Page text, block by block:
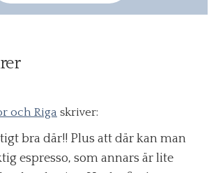
och Riga skriver:
bra där!! Plus att där kan man
espresso, som annars är lite